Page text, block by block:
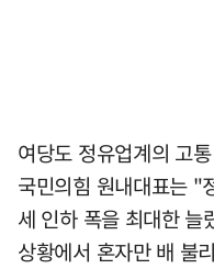
여당도 정유업계의 고
국민의힘 원내대표는 "
세 인하 폭을 최대한
상황에서 혼자만 배 불